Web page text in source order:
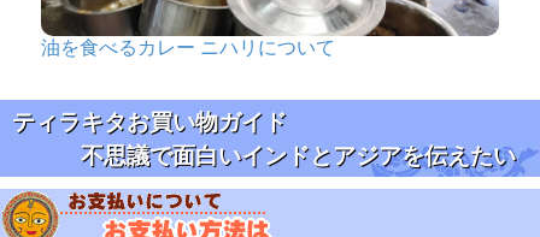
油を食べるカレー ニハリについて
ティラキタお買い物ガイド
不思議で面白いインドとアジアを伝えたい